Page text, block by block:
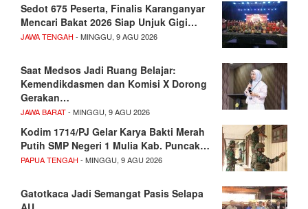
Sedot 675 Peserta, Finalis Karanganyar
Mencari Bakat 2026 Siap Unjuk Gigi…
JAWA TENGAH - MINGGU, 9 AGU 2026
Saat Medsos Jadi Ruang Belajar:
Kemendikdasmen dan Komisi X Dorong
Gerakan…
JAWA BARAT- MINGGU, 9 AGU 2026
Kodim 1714/PJ Gelar Karya Bakti Merah
Putih SMP Negeri 1 Mulia Kab. Puncak…
PAPUA TENGAH - MINGGU, 9 AGU 2026
Gatotkaca Jadi Semangat Pasis Selapa